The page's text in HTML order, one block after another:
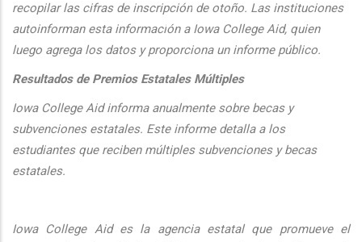
recopilar las cifras de inscripción de otoño. Las instituciones
autoinforman esta información a Iowa College Aid, quien
luego agrega los datos y proporciona un informe público.
Resultados de Premios Estatales Múltiples
Iowa College Aid informa anualmente sobre becas y
subvenciones estatales. Este informe detalla a los
estudiantes que reciben múltiples subvenciones y becas
estatales.
Iowa College Aid es la agencia estatal que promueve el